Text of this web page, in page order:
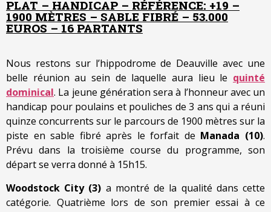
PLAT – HANDICAP – RÉFÉRENCE: +19 –
1900 MÈTRES – SABLE FIBRÉ – 53.000
EUROS – 16 PARTANTS
Nous restons sur l’hippodrome de Deauville avec une
belle réunion au sein de laquelle aura lieu le quinté
dominical. La jeune génération sera à l’honneur avec un
handicap pour poulains et pouliches de 3 ans qui a réuni
quinze concurrents sur le parcours de 1900 mètres sur la
piste en sable fibré après le forfait de Manada (10).
Prévu dans la troisième course du programme, son
départ se verra donné à 15h15.
Woodstock City (3) a montré de la qualité dans cette
catégorie. Quatrième lors de son premier essai à ce